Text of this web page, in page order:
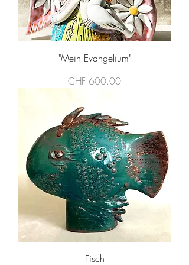
"Mein Evangelium"
Preis
CHF 600.00
Fisch